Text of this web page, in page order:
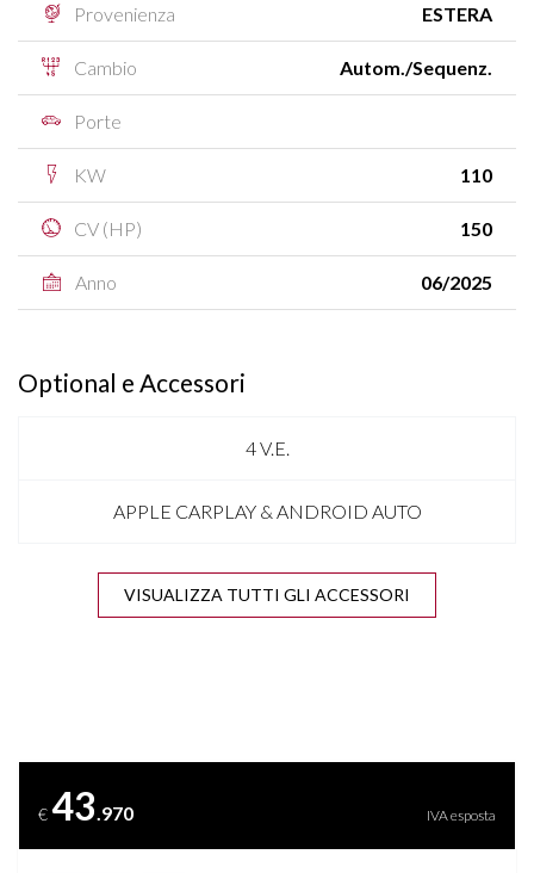
Provenienza ESTERA
Cambio Autom./Sequenz.
Porte
KW 110
CV (HP) 150
Anno 06/2025
Optional e Accessori
4 V.E.
APPLE CARPLAY & ANDROID AUTO
ATTENTION ASSIST
BRACCIOLO
CAMBIO AUTOMATICO/SEQUENZIALE
VISUALIZZA TUTTI GLI ACCESSORI
€43.970 IVA esposta